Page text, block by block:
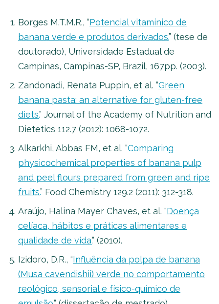
Borges M.T.M.R., “Potencial vitamínico de
banana verde e produtos derivados.” (tese de
doutorado), Universidade Estadual de
Campinas, Campinas-SP, Brazil, 167pp. (2003).
Zandonadi, Renata Puppin, et al. “Green
banana pasta: an alternative for gluten-free
diets.” Journal of the Academy of Nutrition and
Dietetics 112.7 (2012): 1068-1072.
Alkarkhi, Abbas FM, et al. “Comparing
physicochemical properties of banana pulp
and peel flours prepared from green and ripe
fruits.” Food Chemistry 129.2 (2011): 312-318.
Araújo, Halina Mayer Chaves, et al. “Doença
celíaca, hábitos e práticas alimentares e
qualidade de vida.” (2010).
Izidoro, D.R., “Influência da polpa de banana
(Musa cavendishii) verde no comportamento
reológico, sensorial e físico-químico de